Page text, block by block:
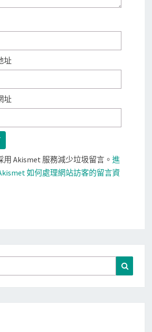
址
址
用 Akismet 服務減少垃圾留言。 進
如何處理網站訪客的留言資